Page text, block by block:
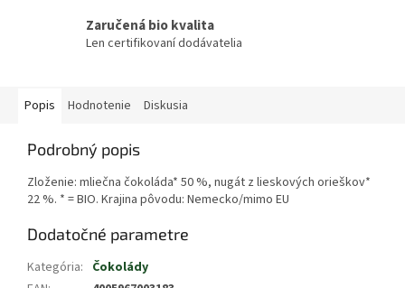
Zaručená bio kvalita
Len certifikovaní dodávatelia
Popis Hodnotenie Diskusia
Podrobný popis
Zloženie: mliečna čokoláda* 50 %, nugát z lieskových orieškov*
22 %. * = BIO. Krajina pôvodu: Nemecko/mimo EU
Dodatočné parametre
Kategória: Čokolády